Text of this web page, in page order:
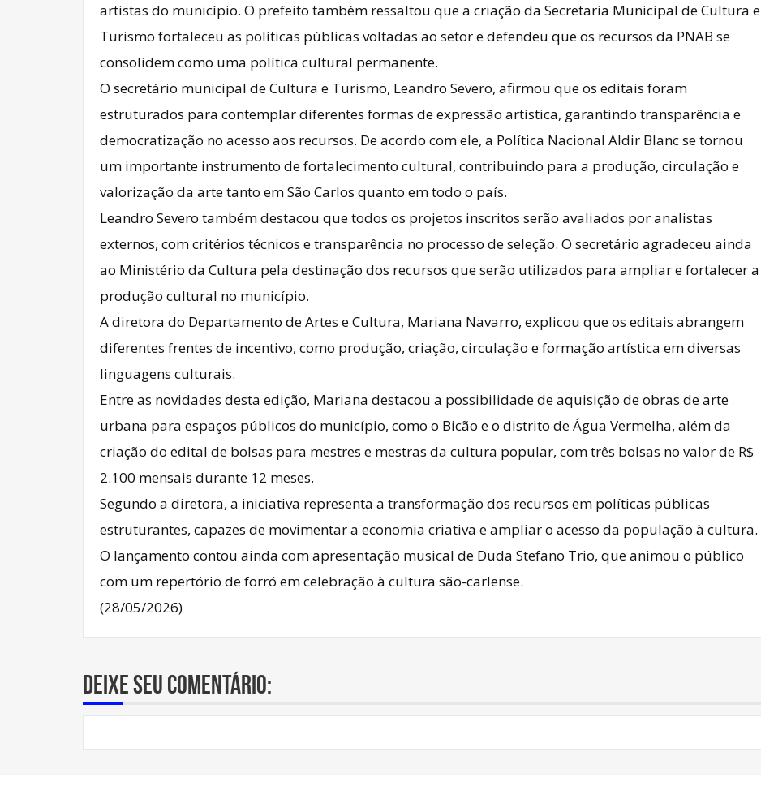
artistas do município. O prefeito também ressaltou que a criação da Secretaria Municipal de Cultura e
Turismo fortaleceu as políticas públicas voltadas ao setor e defendeu que os recursos da PNAB se
consolidem como uma política cultural permanente.
O secretário municipal de Cultura e Turismo, Leandro Severo, afirmou que os editais foram
estruturados para contemplar diferentes formas de expressão artística, garantindo transparência e
democratização no acesso aos recursos. De acordo com ele, a Política Nacional Aldir Blanc se tornou
um importante instrumento de fortalecimento cultural, contribuindo para a produção, circulação e
valorização da arte tanto em São Carlos quanto em todo o país.
Leandro Severo também destacou que todos os projetos inscritos serão avaliados por analistas
externos, com critérios técnicos e transparência no processo de seleção. O secretário agradeceu ainda
ao Ministério da Cultura pela destinação dos recursos que serão utilizados para ampliar e fortalecer a
produção cultural no município.
A diretora do Departamento de Artes e Cultura, Mariana Navarro, explicou que os editais abrangem
diferentes frentes de incentivo, como produção, criação, circulação e formação artística em diversas
linguagens culturais.
Entre as novidades desta edição, Mariana destacou a possibilidade de aquisição de obras de arte
urbana para espaços públicos do município, como o Bicão e o distrito de Água Vermelha, além da
criação do edital de bolsas para mestres e mestras da cultura popular, com três bolsas no valor de R$
2.100 mensais durante 12 meses.
Segundo a diretora, a iniciativa representa a transformação dos recursos em políticas públicas
estruturantes, capazes de movimentar a economia criativa e ampliar o acesso da população à cultura.
O lançamento contou ainda com apresentação musical de Duda Stefano Trio, que animou o público
com um repertório de forró em celebração à cultura são-carlense.
(28/05/2026)
Deixe seu comentário: